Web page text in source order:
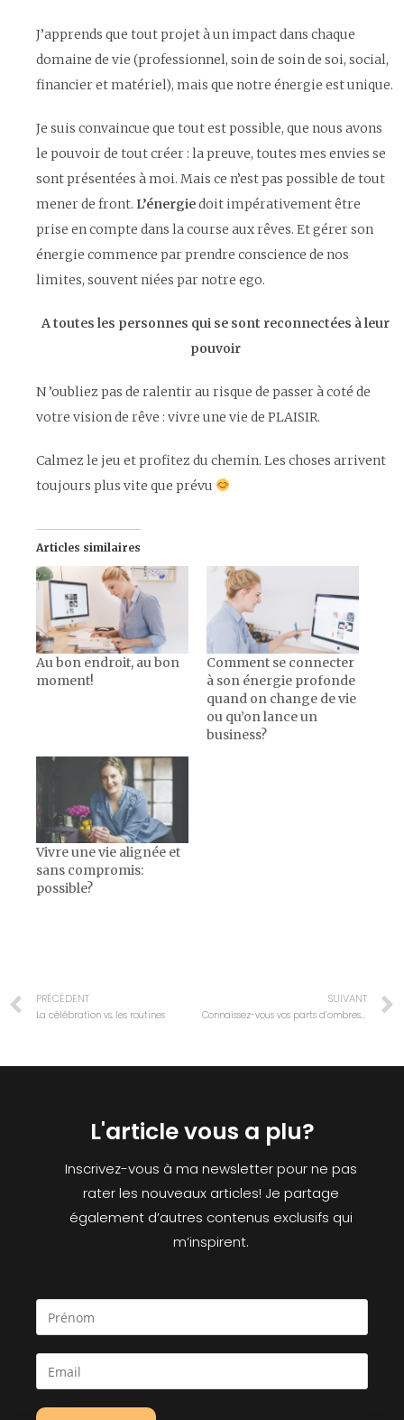
J’apprends que tout projet à un impact dans chaque
domaine de vie (professionnel, soin de soin de soi, social,
financier et matériel), mais que notre énergie est unique.
Je suis convaincue que tout est possible, que nous avons
le pouvoir de tout créer : la preuve, toutes mes envies se
sont présentées à moi. Mais ce n’est pas possible de tout
mener de front. L’énergiedoit impérativement être
prise en compte dans la course aux rêves. Et gérer son
énergie commence par prendre conscience de nos
limites, souvent niées par notre ego.
A toutes les personnes qui se sont reconnectées à leur
pouvoir
N ’oubliez pas de ralentir au risque de passer à coté de
votre vision de rêve : vivre une vie de PLAISIR.
Calmez le jeu et profitez du chemin. Les choses arrivent
toujours plus vite que prévu
Articles similaires
Au bon endroit, au bon
moment!
Comment se connecter
à son énergie profonde
quand on change de vie
ou qu’on lance un
business?
Vivre une vie alignée et
sans compromis:
possible?
PRÉCÉDENT
La célébration vs. les routines
SUIVANT
Connaissez-vous vos parts d’ombres ?
L'article vous a plu?
Inscrivez-vous à ma newsletter pour ne pas
rater les nouveaux articles! Je partage
également d’autres contenus exclusifs qui
m’inspirent.